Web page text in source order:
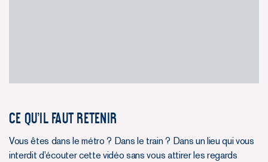
Ce qu’il faut retenir
Vous êtes dans le métro ? Dans le train ? Dans un lieu qui vous
interdit d’écouter cette vidéo sans vous attirer les regards